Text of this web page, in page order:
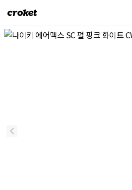
크
켓